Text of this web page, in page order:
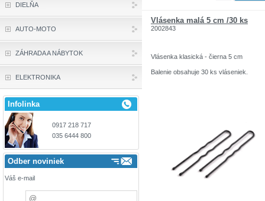
Vlásenka malá 5 cm /30 ks
2002843
Vlásenka klasická - čierna 5 cm
Balenie obsahuje 30 ks vláseniek.
DIELŇA
AUTO-MOTO
ZÁHRADA A NÁBYTOK
ELEKTRONIKA
Infolinka
0917 218 717
035 6444 800
Odber noviniek
Váš e-mail